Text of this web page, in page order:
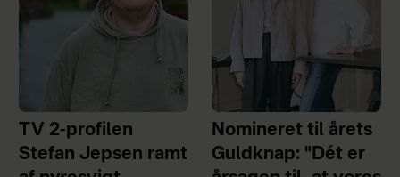
TV 2-profilen
Stefan Jepsen ramt
Nomineret til årets
Guldknap: "Dét er